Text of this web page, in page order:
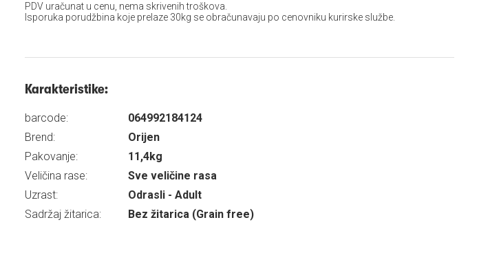
PDV uračunat u cenu, nema skrivenih troškova.
Isporuka porudžbina koje prelaze 30kg se obračunavaju po cenovniku kurirske službe.
Karakteristike:
barcode:
064992184124
Brend:
Orijen
Pakovanje:
11,4kg
Veličina rase:
Sve veličine rasa
Uzrast:
Odrasli - Adult
Sadržaj žitarica:
Bez žitarica (Grain free)